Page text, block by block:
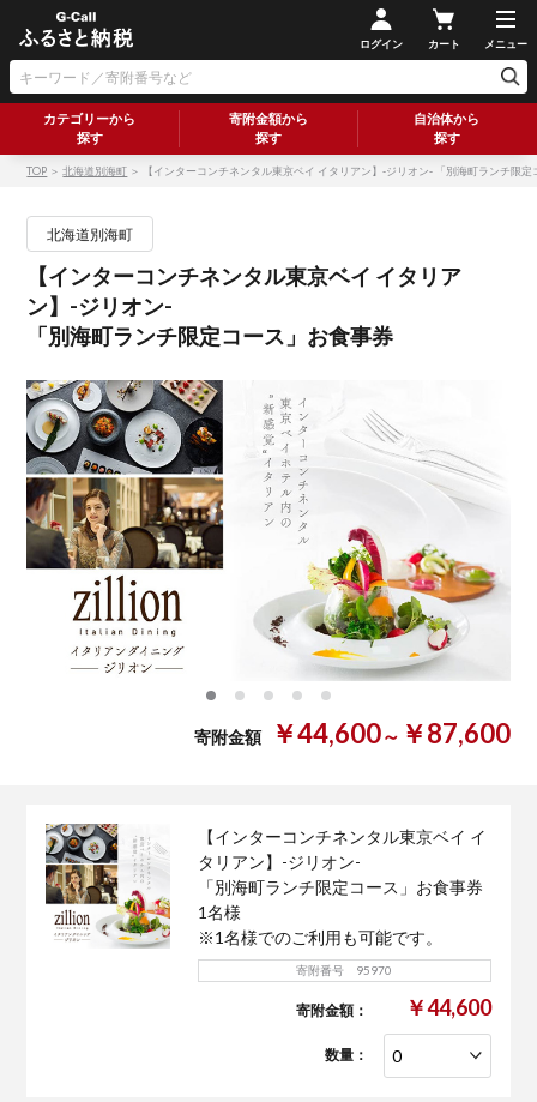
ログイン カート メニュー
カテゴリーから
探す
寄附金額から
探す
自治体から
探す
TOP ＞北海道別海町 ＞ 【インターコンチネンタル東京ベイ イタリアン】-ジリオン- 「別海町ランチ限定
北海道別海町
【インターコンチネンタル東京ベイ イタリア
ン】-ジリオン-
「別海町ランチ限定コース」お食事券
寄附金額 ￥44,600～ ￥87,600
【インターコンチネンタル東京ベイ イ
タリアン】-ジリオン-
「別海町ランチ限定コース」お食事券
1名様
※1名様でのご利用も可能です。
寄附番号 95970
寄附金額： ￥44,600
数量：